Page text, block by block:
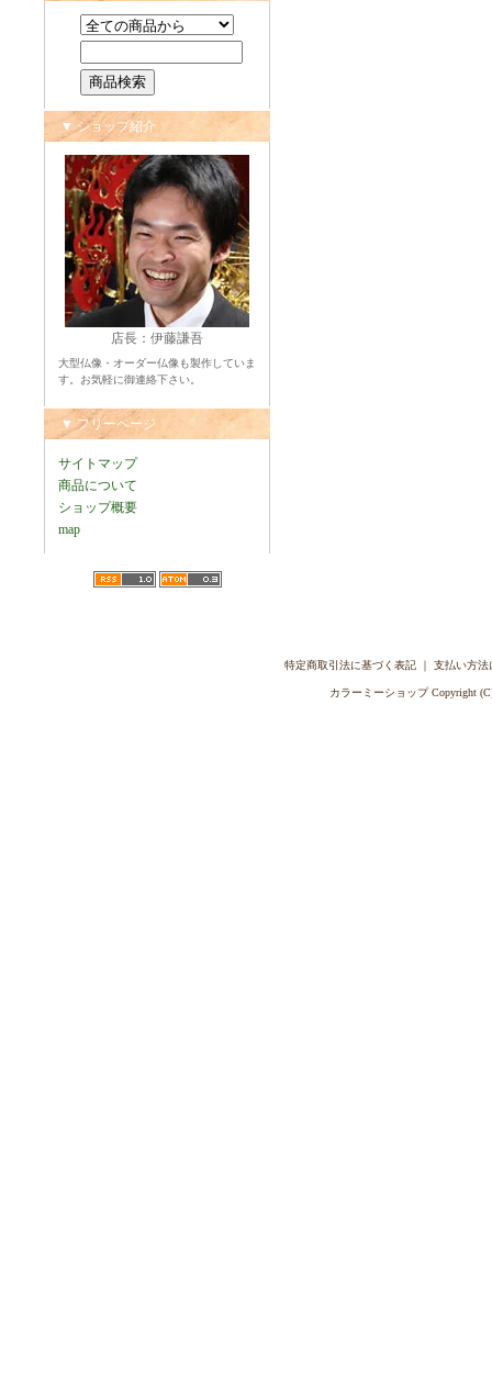
▼ ショップ紹介
店長：伊藤謙吾
大型仏像・オーダー仏像も製作していま
す。お気軽に御連絡下さい。
▼ フリーページ
サイトマップ
商品について
ショップ概要
map
特定商取引法に基づく表記｜ 支払い方法
カラーミーショップCopyright